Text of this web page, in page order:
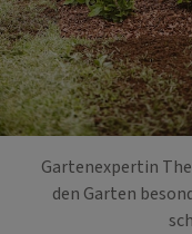
Gartenexpertin
den Garten